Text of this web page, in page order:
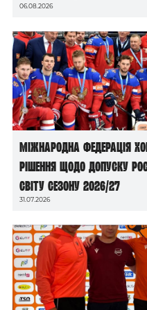
06.08.2026
Міжнародна федерація
рішення щодо допуску
світу сезону 2026/27
31.07.2026